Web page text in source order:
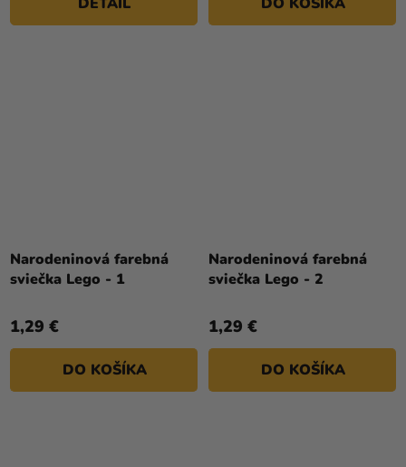
Narodeninová farebná
sviečka Lego - 1
1,29 €
DO KOŠÍKA
Narodeninová farebná
sviečka Lego - 2
1,29 €
DO KOŠÍKA